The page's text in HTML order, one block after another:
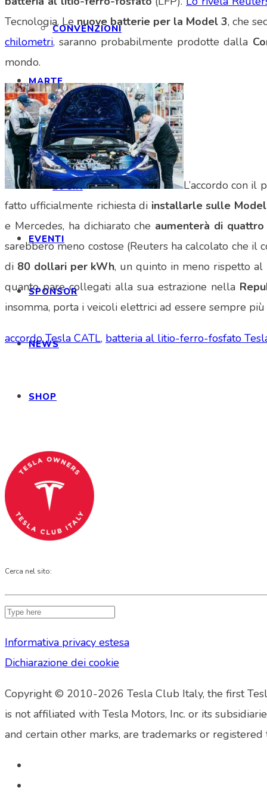
CONVENZIONI
MARTE
INFORMAZIONI
LOGIN
EVENTI
SPONSOR
NEWS
SHOP
Tecnologia. Lenuove batterie per la Model 3, che
chilometri, saranno probabilmente prodotte dalla
mondo.
L’accordo con il
fatto ufficialmente richiesta di installarle sulle
e Mercedes, ha dichiarato che aumenterà di
sarebbero meno costose (Reuters ha calcolato che il
di 80 dollari per kWh, un quinto in meno rispetto
quanto pare collegati alla sua estrazione nella
insomma, porta i veicoli elettrici ad essere sempre
accordo Tesla CATL, batteria al litio-ferro-fosfato
Cerca nel sito:
Informativa privacy estesa
Dichiarazione dei cookie
Copyright © 2010-2026 Tesla Club Italy, the first
is not affiliated with Tesla Motors, Inc. or its
and certain other marks, are trademarks or